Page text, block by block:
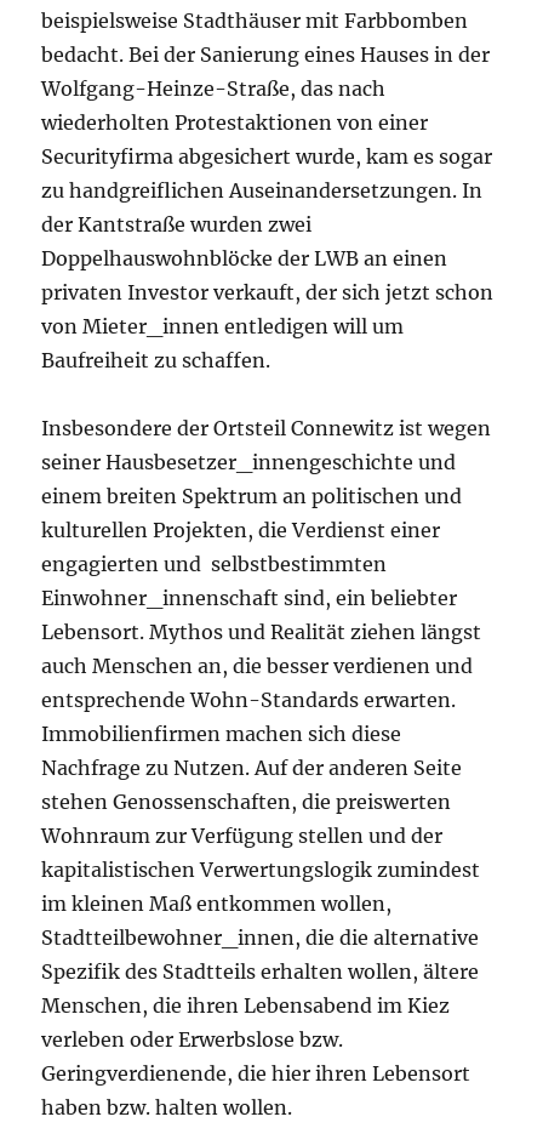
beispielsweise Stadthäuser mit Farbbomben
bedacht. Bei der Sanierung eines Hauses in der
Wolfgang-Heinze-Straße, das nach
wiederholten Protestaktionen von einer
Securityfirma abgesichert wurde, kam es sogar
zu handgreiflichen Auseinandersetzungen. In
der Kantstraße wurden zwei
Doppelhauswohnblöcke der LWB an einen
privaten Investor verkauft, der sich jetzt schon
von Mieter_innen entledigen will um
Baufreiheit zu schaffen.
Insbesondere der Ortsteil Connewitz ist wegen
seiner Hausbesetzer_innengeschichte und
einem breiten Spektrum an politischen und
kulturellen Projekten, die Verdienst einer
engagierten und selbstbestimmten
Einwohner_innenschaft sind, ein beliebter
Lebensort. Mythos und Realität ziehen längst
auch Menschen an, die besser verdienen und
entsprechende Wohn-Standards erwarten.
Immobilienfirmen machen sich diese
Nachfrage zu Nutzen. Auf der anderen Seite
stehen Genossenschaften, die preiswerten
Wohnraum zur Verfügung stellen und der
kapitalistischen Verwertungslogik zumindest
im kleinen Maß entkommen wollen,
Stadtteilbewohner_innen, die die alternative
Spezifik des Stadtteils erhalten wollen, ältere
Menschen, die ihren Lebensabend im Kiez
verleben oder Erwerbslose bzw.
Geringverdienende, die hier ihren Lebensort
haben bzw. halten wollen.